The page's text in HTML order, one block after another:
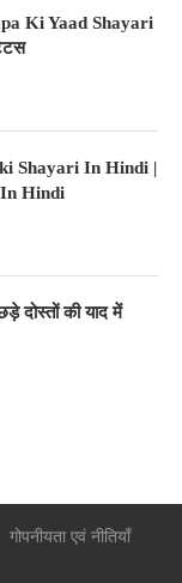
Ki Yaad Shayari
Shayari In Hindi |
Hindi
दोस्तों की याद में
गोपनीयता एवं नीतियाँ